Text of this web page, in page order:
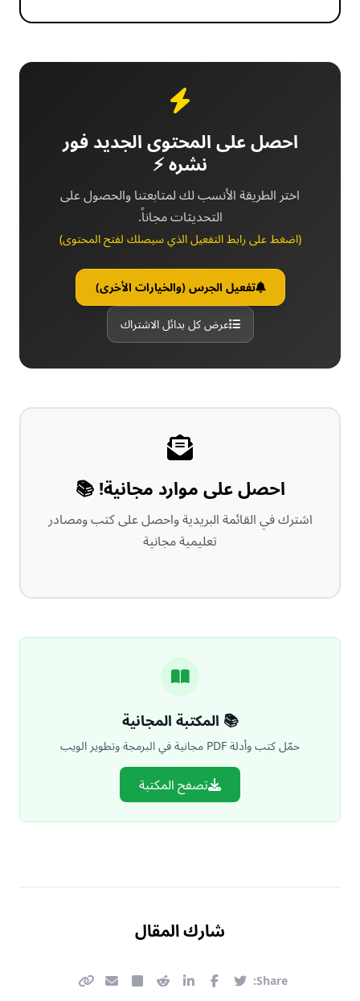
احصل على المحتوى الجديد فور
نشره ⚡
اختر الطريقة الأنسب لك لمتابعتنا والحصول على
التحديثات مجاناً.
(اضغط على رابط التفعيل الذي سيصلك لفتح المحتوى)
تفعيل الجرس (والخيارات الأخرى)
عرض كل بدائل الاشتراك
احصل على موارد مجانية! 📚
اشترك في القائمة البريدية واحصل على كتب ومصادر
تعليمية مجانية
📚 المكتبة المجانية
حمّل كتب وأدلة PDF مجانية في البرمجة وتطوير الويب
تصفح المكتبة
شارك المقال
Share: